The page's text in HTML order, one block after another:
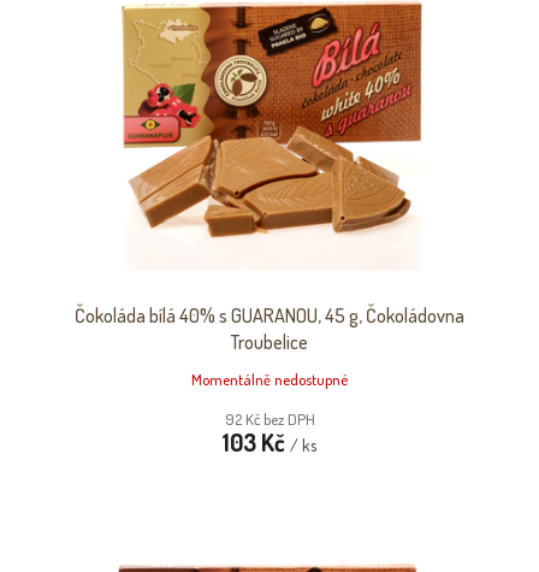
Čokoláda bílá 40% s GUARANOU, 45 g, Čokoládovna
Troubelice
Momentálně nedostupné
92 Kč bez DPH
103 Kč / ks